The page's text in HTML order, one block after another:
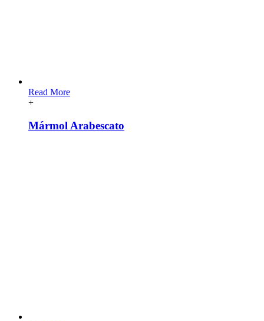
Read More
+
Mármol Arabescato